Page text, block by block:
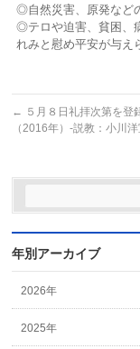
◎自然災害、原発など
◎テロや迫害、貧困、
れみと慰め平安が与え
← ５月８日礼拝次第を登
（2016年）-説教：小川
年別アーカイブ
2026年
2025年